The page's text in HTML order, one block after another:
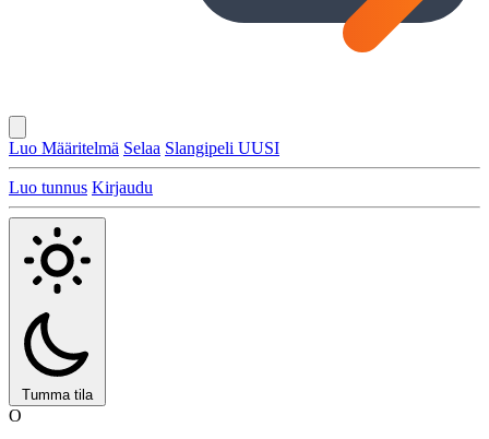
Luo Määritelmä Selaa Slangipeli UUSI
Luo tunnus Kirjaudu
Tumma tila
O